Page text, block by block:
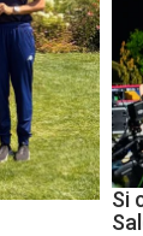
Si